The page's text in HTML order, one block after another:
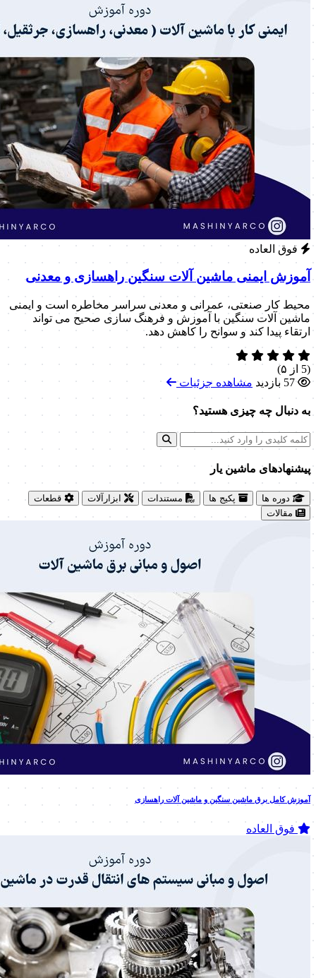
فوق العاده
آموزش ایمنی ماشین آلات سنگین راهسازی و معدنی
محیط کار صنعتی، عمرانی و معدنی سراسر مخاطره است و ایمنی
ماشین آلات سنگین با آموزش و فرهنگ سازی صحیح می تواند
ارتقاء پیدا کند و سوانح را کاهش دهد.
(5 از ۵)
57 بازدید
مشاهده جزئیات
به دنبال چه چیزی هستید؟
پیشنهاد‌های ماشین یار
دوره ها پکیج ها مستندات ابزارآلات
قطعات
مقالات
آموزش کامل برق ماشین سنگین و ماشین آلات راهسازی
فوق العاده